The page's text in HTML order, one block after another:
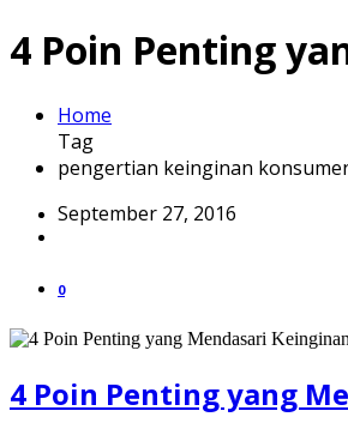
4 Poin Penting
Home
Tag
pengertian keinginan
September 27, 2016
0
4 Poin Penting yang